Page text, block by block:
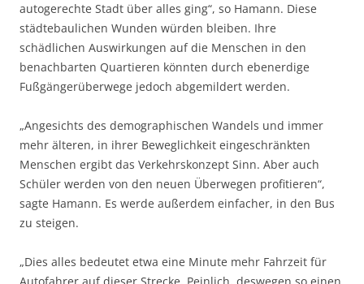
autogerechte Stadt über alles ging“, so Hamann. Diese
städtebaulichen Wunden würden bleiben. Ihre
schädlichen Auswirkungen auf die Menschen in den
benachbarten Quartieren könnten durch ebenerdige
Fußgängerüberwege jedoch abgemildert werden.
„Angesichts des demographischen Wandels und immer
mehr älteren, in ihrer Beweglichkeit eingeschränkten
Menschen ergibt das Verkehrskonzept Sinn. Aber auch
Schüler werden von den neuen Überwegen profitieren“,
sagte Hamann. Es werde außerdem einfacher, in den Bus
zu steigen.
„Dies alles bedeutet etwa eine Minute mehr Fahrzeit für